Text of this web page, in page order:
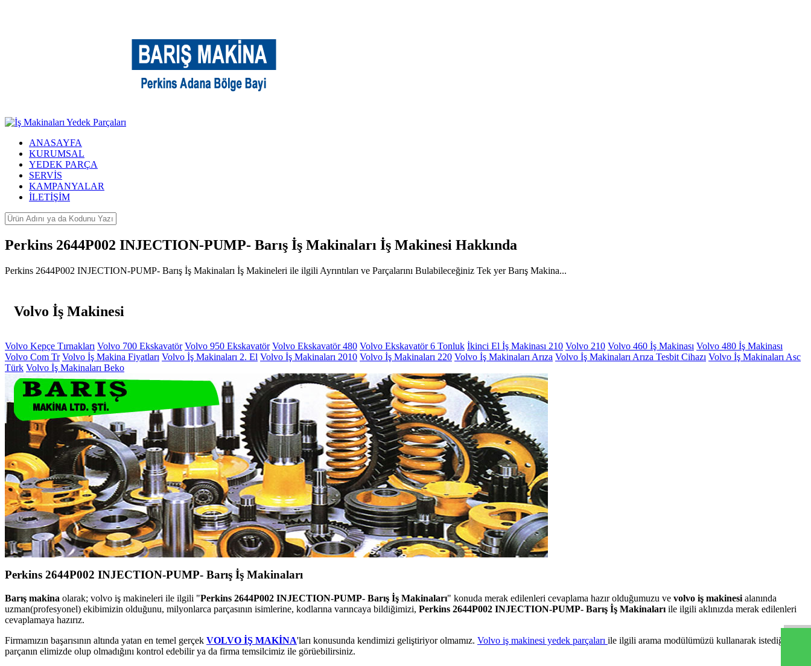
ANASAYFA
KURUMSAL
YEDEK PARÇA
SERVİS
KAMPANYALAR
İLETİŞİM
Perkins 2644P002 INJECTION-PUMP- Barış İş Makinaları İş Makinesi Hakkında
Perkins 2644P002 INJECTION-PUMP- Barış İş Makinaları İş Makineleri ile ilgili Ayrıntıları ve Parçalarını Bulabileceğiniz Tek yer Barış Makina...
Volvo İş Makinesi
Volvo Kepçe Tırnakları Volvo 700 Ekskavatör Volvo 950 Ekskavatör Volvo Ekskavatör 480 Volvo Ekskavatör 6 Tonluk İkinci El İş Makinası 210 Volvo 210 Volvo 460 İş Makinası Volvo 480 İş Makinası
Volvo Com Tr Volvo İş Makina Fiyatları Volvo İş Makinaları 2. El Volvo İş Makinaları 2010 Volvo İş Makinaları 220 Volvo İş Makinaları Arıza Volvo İş Makinaları Arıza Tesbit Cihazı Volvo İş Makinaları Asc
Türk Volvo İş Makinaları Beko
Perkins 2644P002 INJECTION-PUMP- Barış İş Makinaları
Barış makina olarak; volvo iş makineleri ile ilgili "Perkins 2644P002 INJECTION-PUMP- Barış İş Makinaları" konuda merak edilenleri cevaplama hazır olduğumuzu ve volvo iş makinesi alanında
uzman(profesyonel) ekibimizin olduğunu, milyonlarca parçasının isimlerine, kodlarına varıncaya bildiğimizi, Perkins 2644P002 INJECTION-PUMP- Barış İş Makinaları ile ilgili aklınızda merak edilenleri
cevaplamaya hazırız.
Firmamızın başarısının altında yatan en temel gerçek VOLVO İŞ MAKİNA'ları konusunda kendimizi geliştiriyor olmamız. Volvo iş makinesi yedek parçaları ile ilgili arama modülümüzü kullanarak istediğiniz
parçanın elimizde olup olmadığını kontrol edebilir ya da firma temsilcimiz ile görüebilirsiniz.